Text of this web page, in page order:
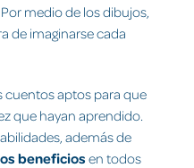
medio de los dibujos,
de imaginarse cada
cuentos aptos para que
que hayan aprendido.
además de
beneficios en todos